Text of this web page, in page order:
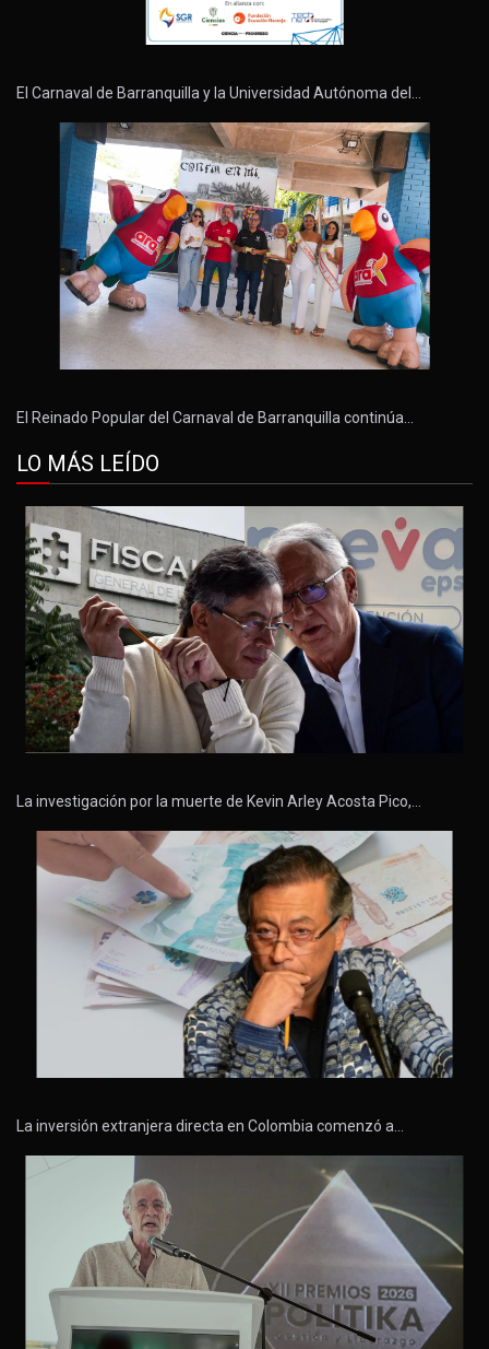
El Carnaval de Barranquilla y la Universidad Autónoma del…
El Reinado Popular del Carnaval de Barranquilla continúa…
LO MÁS LEÍDO
La investigación por la muerte de Kevin Arley Acosta Pico,…
La inversión extranjera directa en Colombia comenzó a…